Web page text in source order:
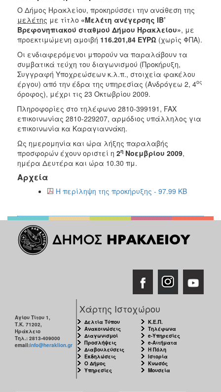
2020
2019
2017
2016
2015
2013
ΔΗΜΟΤΗΣ
ΕΠΙΣΚΕΠΤΗΣ
O Δήμος Ηρακλείου, προκηρύσσει την ανάθεση της
μελέτης με τίτλο «Μελέτη ανέγερσης ΙΒ’
Βρεφονηπιακού σταθμού Δήμου Ηρακλείου», με
προεκτιμώμενη αμοιβή 116.201,84 ΕΥΡΩ (χωρίς ΦΠΑ).
Οι ενδιαφερόμενοι μπορούν να παραλάβουν τα
συμβατικά τεύχη του διαγωνισμού (Προκήρυξη,
Συγγραφή Υποχρεώσεων κ.λ.π., στοιχεία φακέλου
έργου) από την έδρα της υπηρεσίας (Ανδρόγεω 2, 4ος
όροφος), μέχρι τις 23 Οκτωβρίου 2009.
Πληροφορίες στο τηλέφωνο 2810-399191, FAX
επικοινωνίας 2810-229207, αρμόδιος υπάλληλος για
επικοινωνία κα Καραγιαννάκη.
Ως ημερομηνία και ώρα λήξης παραλαβής
προσφορών έχουν οριστεί η 2η Νοεμβρίου 2009,
ημέρα Δευτέρα και ώρα 10.30 πμ.
Αρχεία
Η περίληψη της προκήρυξης - 97.99 KB
Αγίου Τίτου 1,
Τ.Κ. 71202,
Ηράκλειο
Τηλ.: 2813-409000
email:info@heraklion.gr
Χάρτης Ιστοχώρου
Δελτία Τύπου
Ανακοινώσεις
Διαγωνισμοί
Προσλήψεις
Διαβουλεύσεις
Εκδηλώσεις
Ο Δήμος
Υπηρεσίες
Κ.Ε.Π.
Τηλέφωνα
e-Υπηρεσίες
e-Αιτήματα
Η Πόλη
Ιστορία
Κνωσός
Μουσεία